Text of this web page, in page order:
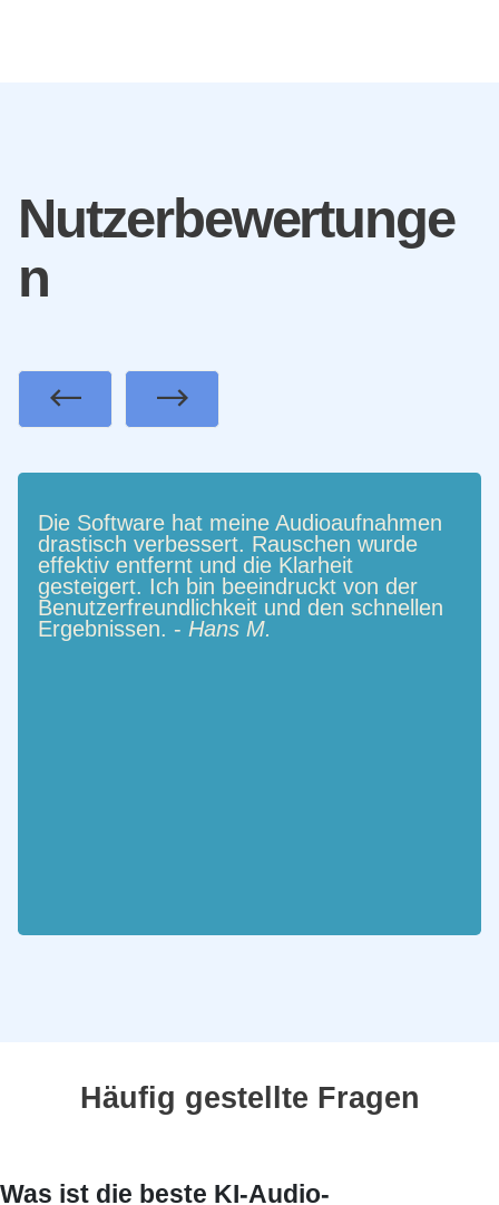
Nutzerbewertunge
n
Die Software hat meine Audioaufnahmen
drastisch verbessert. Rauschen wurde
effektiv entfernt und die Klarheit
gesteigert. Ich bin beeindruckt von der
Benutzerfreundlichkeit und den schnellen
Ergebnissen. - Hans M.
PreviousNext
Häufig gestellte Fragen
Was ist die beste KI-Audio-